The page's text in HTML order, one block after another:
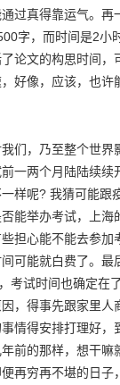
过真得靠运气。再
字，而时间是2小
论文的构思时间，
好像，应该，也许
们，乃至整个世界
一两个月陆陆续续
样呢? 我猜可能跟
能举办考试，上海
担心能不能去参加
可能就白费了。最
考试时间也确定在
，得事先跟家里人
情得安排打理好，
前的那样，想干嘛
再穷再不堪的日子